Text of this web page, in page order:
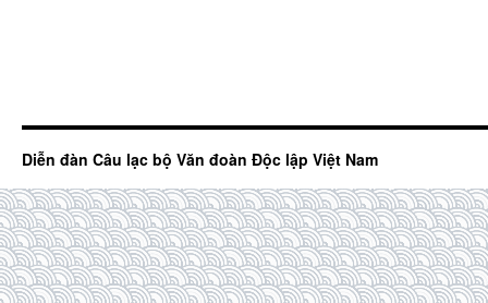
Diễn đàn Câu lạc bộ Văn đoàn Độc lập Việt Nam